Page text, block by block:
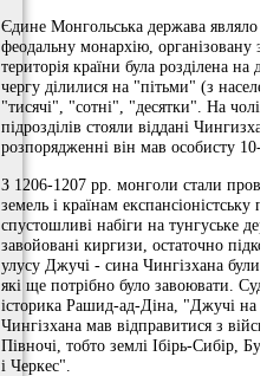
Єдине Монгольська держава являло
феодальну монархію, організовану
територія країни була розділена на
чергу ділилися на "пітьми" (з
"тисячі", "сотні", "десятки". На чолі
підрозділів стояли віддані
розпорядженні він мав особисту 10-
З 1206-1207 рр. монголи стали
земель і країнам експансіоністську
спустошливі набіги на тунгуське
завойовані киргизи, остаточно
улусу Джучі - сина Чингізхана були
які ще потрібно було завоювати.
історика Рашид-ад-Діна, "Джучі на
Чингізхана мав відправитися з
Півночі, тобто землі Ібірь-Сибір,
і Черкес".